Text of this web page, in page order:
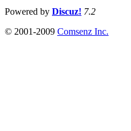
Powered by Discuz! 7.2
© 2001-2009 Comsenz Inc.